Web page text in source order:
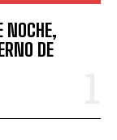
NOCHE,
DE